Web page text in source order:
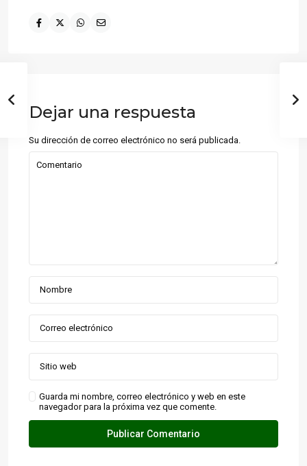
Dejar una respuesta
Su dirección de correo electrónico no será publicada.
Guarda mi nombre, correo electrónico y web en este
navegador para la próxima vez que comente.